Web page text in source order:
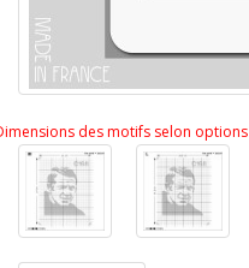
des motifs selon options